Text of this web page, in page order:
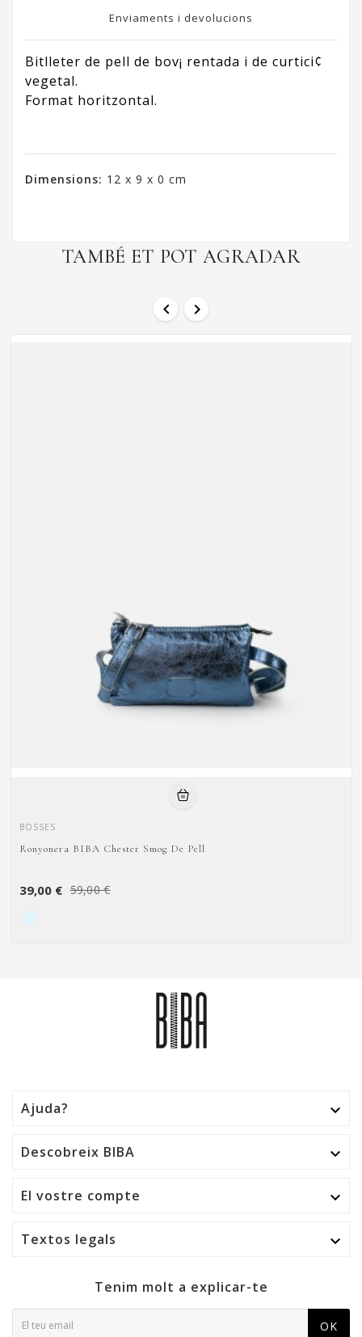
Enviaments i devolucions
Bitlleter de pell de bov¡ rentada i de curtici¢
vegetal.
Format horitzontal.
Dimensions: 12 x 9 x 0 cm
TAMBÉ ET POT AGRADAR
 
BOSSES
Ronyonera BIBA Chester Smog De Pell
39,00 € 59,00 €
Ajuda? 
Descobreix BIBA 
El vostre compte 
Textos legals 
Tenim molt a explicar-te
OK